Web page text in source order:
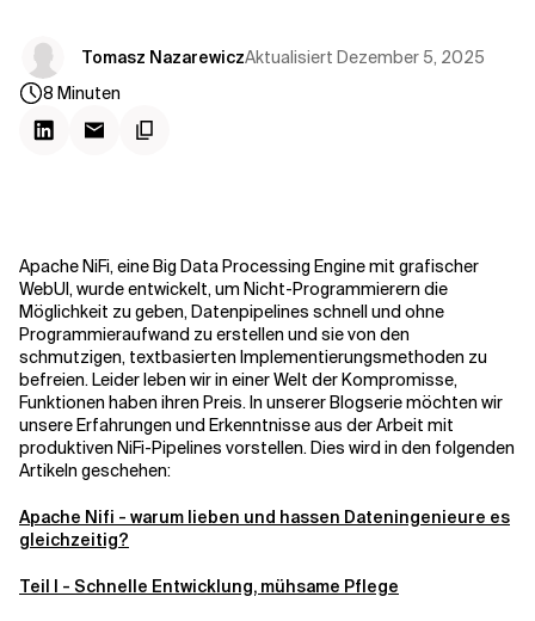
Verwandte Themen
Tomasz NazarewiczAktualisiert Dezember 5, 2025
8 Minuten
Apache NiFi, eine Big Data Processing Engine mit grafischer
WebUI, wurde entwickelt, um Nicht-Programmierern die
Möglichkeit zu geben, Datenpipelines schnell und ohne
Programmieraufwand zu erstellen und sie von den
schmutzigen, textbasierten Implementierungsmethoden zu
befreien. Leider leben wir in einer Welt der Kompromisse,
Funktionen haben ihren Preis. In unserer Blogserie möchten wir
unsere Erfahrungen und Erkenntnisse aus der Arbeit mit
produktiven NiFi-Pipelines vorstellen. Dies wird in den folgenden
Artikeln geschehen:
Apache Nifi - warum lieben und hassen Dateningenieure es
gleichzeitig?
Teil I - Schnelle Entwicklung, mühsame Pflege